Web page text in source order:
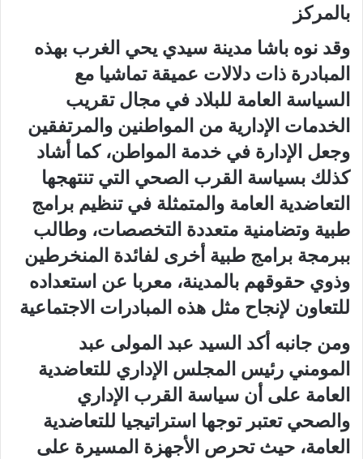
بالمركز
وقد نوه باشا مدينة سيدي يحي الغرب بهذه
المبادرة ذات دلالات عميقة تماشيا مع
السياسة العامة للبلاد في مجال تقريب
الخدمات الإدارية من المواطنين والمرتفقين
وجعل الإدارة في خدمة المواطن، كما أشاد
كذلك بسياسة القرب الصحي التي تنتهجها
التعاضدية العامة والمتمثلة في تنظيم برامج
طبية وتضامنية متعددة التخصصات، وطالب
ببرمجة برامج طبية أخرى لفائدة المنخرطين
وذوي حقوقهم بالمدينة، معربا عن استعداده
للتعاون لإنجاح مثل هذه المبادرات الاجتماعية
ومن جانبه أكد السيد عبد المولى عبد
المومني رئيس المجلس الإداري للتعاضدية
العامة على أن سياسة القرب الإداري
والصحي تعتبر توجها استراتيجيا للتعاضدية
العامة، حيث تحرص الأجهزة المسيرة على